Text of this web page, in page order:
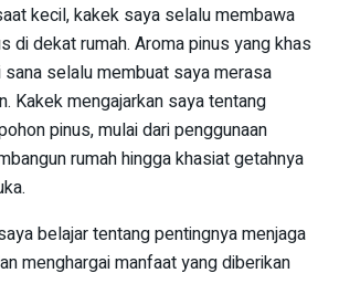
kecil, kakek saya selalu membawa
di dekat rumah. Aroma pinus yang khas
selalu membuat saya merasa
Kakek mengajarkan saya tentang
pinus, mulai dari penggunaan
rumah hingga khasiat getahnya
belajar tentang pentingnya menjaga
menghargai manfaat yang diberikan